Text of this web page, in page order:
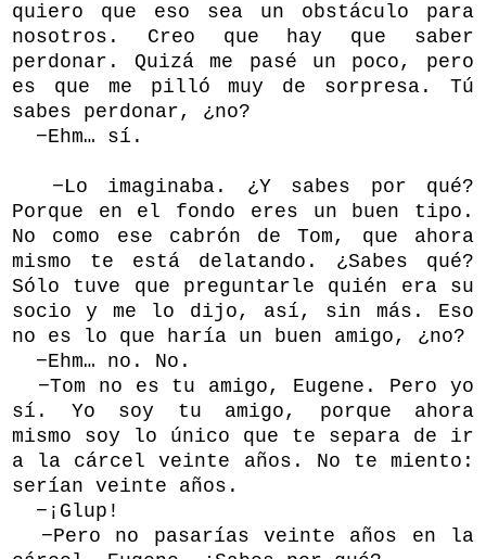
quiero que eso sea un obstáculo para
nosotros. Creo que hay que saber
perdonar. Quizá me pasé un poco, pero
es que me pilló muy de sorpresa. Tú
sabes perdonar, ¿no?
−Ehm… sí.
−Lo imaginaba. ¿Y sabes por qué?
Porque en el fondo eres un buen tipo.
No como ese cabrón de Tom, que ahora
mismo te está delatando. ¿Sabes qué?
Sólo tuve que preguntarle quién era su
socio y me lo dijo, así, sin más. Eso
no es lo que haría un buen amigo, ¿no?
−Ehm… no. No.
−Tom no es tu amigo, Eugene. Pero yo
sí. Yo soy tu amigo, porque ahora
mismo soy lo único que te separa de ir
a la cárcel veinte años. No te miento:
serían veinte años.
−¡Glup!
−Pero no pasarías veinte años en la